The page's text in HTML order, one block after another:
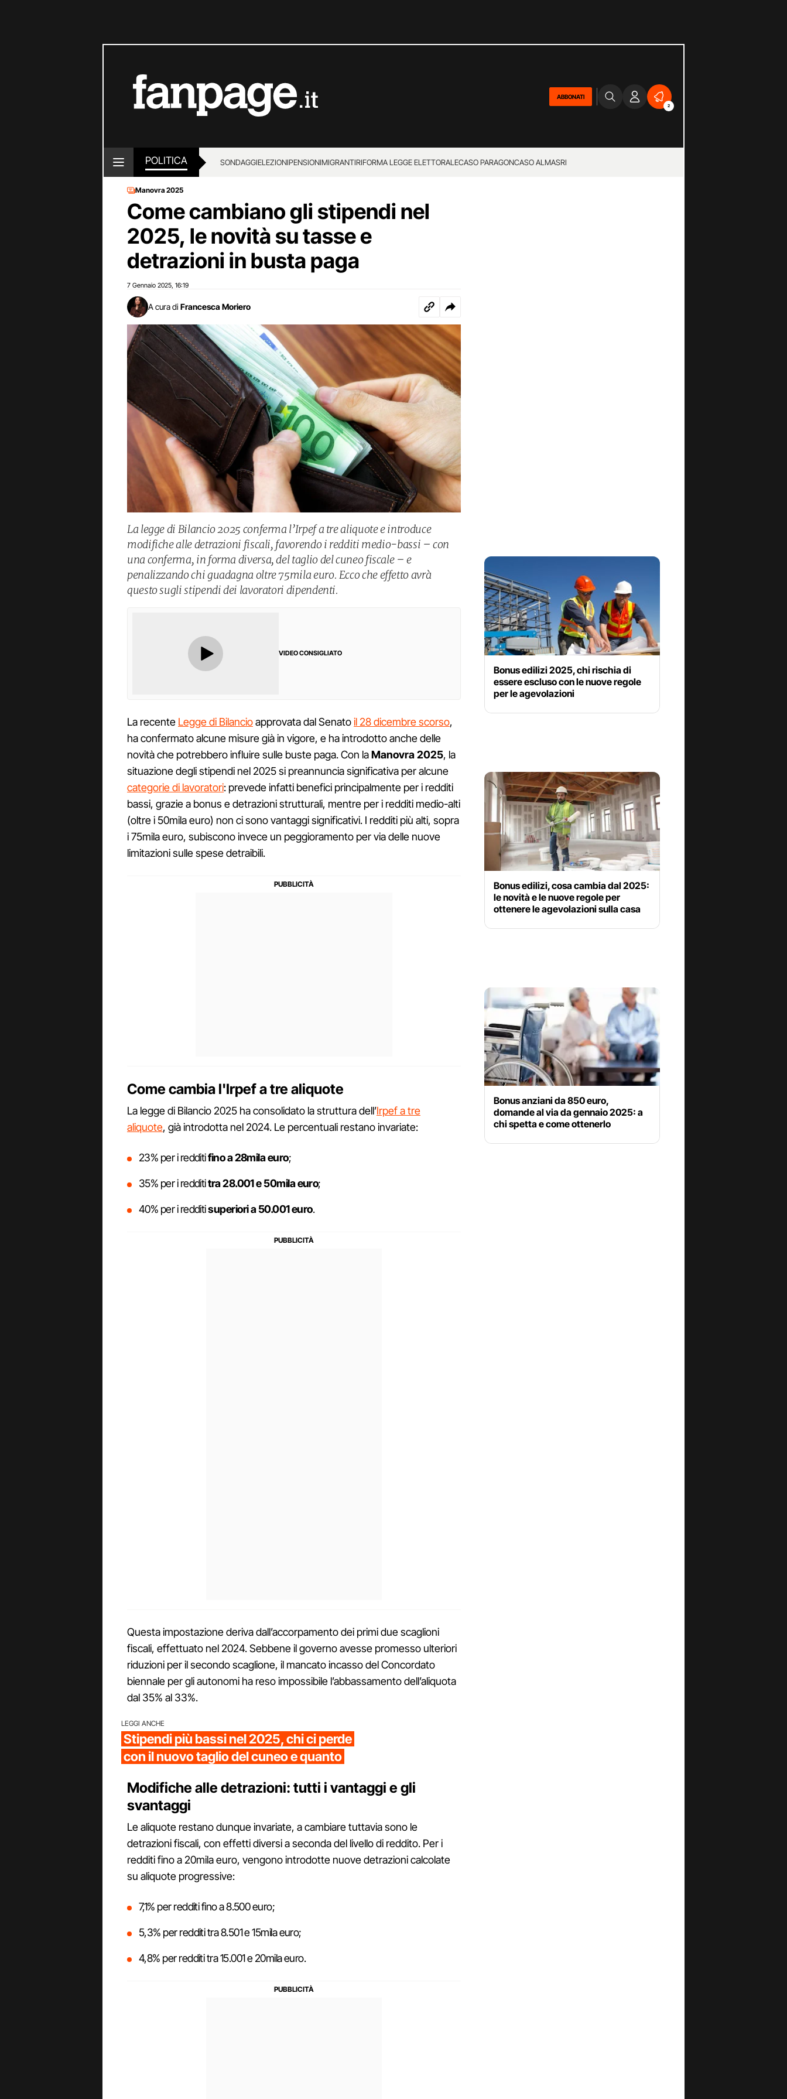
ABBONATI
2
POLITICA SONDAGGIELEZIONIPENSIONIMIGRANTIRIFORMA LEGGE ELETTORALECASO PARAGONCASO ALMASRI
Manovra 2025
Come cambiano gli stipendi nel
2025, le novità su tasse e
detrazioni in busta paga
7 Gennaio 2025 16:19
A cura di Francesca Moriero
La legge di Bilancio 2025 conferma l’Irpef a tre aliquote e introduce
modifiche alle detrazioni fiscali, favorendo i redditi medio-bassi – con
una conferma, in forma diversa, del taglio del cuneo fiscale – e
penalizzando chi guadagna oltre 75mila euro. Ecco che effetto avrà
questo sugli stipendi dei lavoratori dipendenti.
VIDEO CONSIGLIATO
La recente Legge di Bilancioapprovata dal Senatoil 28 dicembre scorso,
ha confermato alcune misure già in vigore, e ha introdotto anche delle
novità che potrebbero influire sulle buste paga. Con laManovra 2025, la
situazione degli stipendi nel 2025 si preannuncia significativa per alcune
categorie di lavoratori: prevede infatti benefici principalmente per i redditi
bassi, grazie a bonus e detrazioni strutturali, mentre per i redditi medio-alti
(oltre i 50mila euro) non ci sono vantaggi significativi. I redditi più alti, sopra
i 75mila euro, subiscono invece un peggioramento per via delle nuove
limitazioni sulle spese detraibili.
Come cambia l'Irpef a tre aliquote
La legge di Bilancio 2025 ha consolidato la struttura dell’Irpef a tre
aliquote, già introdotta nel 2024. Le percentuali restano invariate:
23% per i redditifino a 28mila euro;
35% per i reddititra28.001 e 50mila euro;
40% per i redditisuperiori a 50.001 euro.
Questa impostazione deriva dall’accorpamento dei primi due scaglioni
fiscali, effettuato nel 2024. Sebbene il governo avesse promesso ulteriori
riduzioni per il secondo scaglione, il mancato incasso del Concordato
biennale per gli autonomi ha reso impossibile l’abbassamento dell’aliquota
dal 35% al 33%.
LEGGI ANCHE
Stipendi più bassi nel 2025, chi ci perde
con il nuovo taglio del cuneo e quanto
Modifiche alle detrazioni: tutti i vantaggi e gli
svantaggi
Le aliquote restano dunque invariate, a cambiare tuttavia sono le
detrazioni fiscali, con effetti diversi a seconda del livello di reddito. Per i
redditi fino a 20mila euro, vengono introdotte nuove detrazioni calcolate
su aliquote progressive:
7,1% per redditi fino a 8.500 euro;
5,3% per redditi tra 8.501 e 15mila euro;
4,8% per redditi tra 15.001 e 20mila euro.
Bonus edilizi 2025, chi rischia di
essere escluso con le nuove regole
per le agevolazioni
Bonus edilizi, cosa cambia dal 2025:
le novità e le nuove regole per
ottenere le agevolazioni sulla casa
Bonus anziani da 850 euro,
domande al via da gennaio 2025: a
chi spetta e come ottenerlo